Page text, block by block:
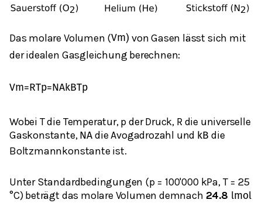
Das molare Volumen (Vm) von Gasen lässt sich mit
der idealen Gasgleichung berechnen:
Vm= RTp= NAkBTp
Wobei T die Temperatur, p der Druck, R die universelle
Gaskonstante, NA die Avogadrozahl und kB die
Boltzmannkonstante ist.
Unter Standardbedingungen (p = 100'000 kPa, T = 25
°C) beträgt das molare Volumen demnach 24.8 lmol